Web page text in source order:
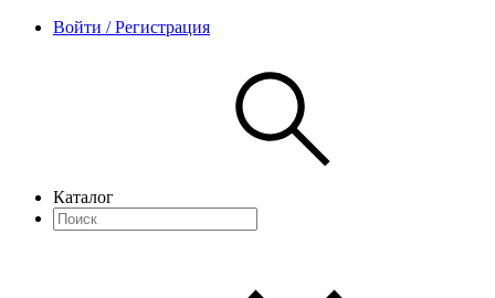
Войти / Регистрация
Каталог